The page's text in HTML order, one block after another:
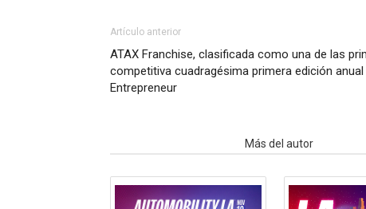
Artículo anterior
ATAX Franchise, clasificada como una de las
competitiva cuadragésima primera edición
Entrepreneur
Más del autor